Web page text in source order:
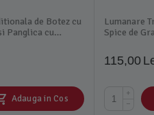
de Botez cu
Panglica cu
Adauga in Cos
Lumanare
Spice de
115,00
+
−